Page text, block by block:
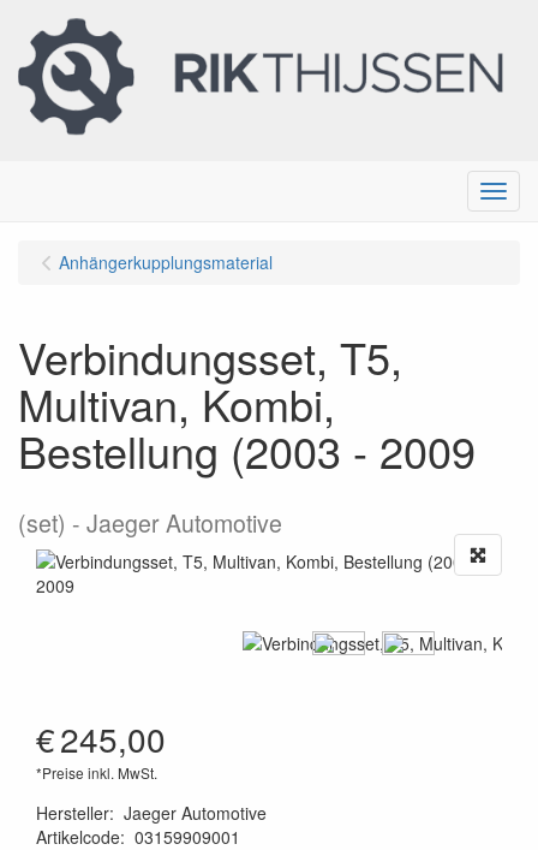
Menu
Anhängerkupplungsmaterial
Verbindungsset, T5,
Multivan, Kombi,
Bestellung (2003 - 2009
(set) Jaeger Automotive
€245,00
*Preise inkl. MwSt.
Hersteller: Jaeger Automotive
Artikelcode: 03159909001